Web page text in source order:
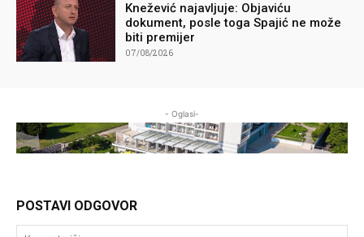
Knežević najavljuje: Objaviću
dokument, posle toga Spajić ne može
biti premijer
07/08/2026
- Oglasi-
POSTAVI ODGOVOR